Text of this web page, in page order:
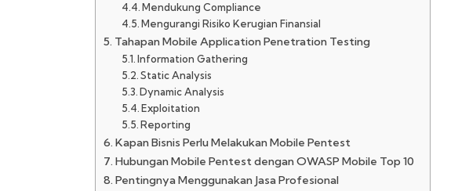
Mendukung Compliance
Mengurangi Risiko Kerugian Finansial
Tahapan Mobile Application Penetration Testing
Information Gathering
Static Analysis
Dynamic Analysis
Exploitation
Reporting
Kapan Bisnis Perlu Melakukan Mobile Pentest
Hubungan Mobile Pentest dengan OWASP Mobile Top 10
Pentingnya Menggunakan Jasa Profesional